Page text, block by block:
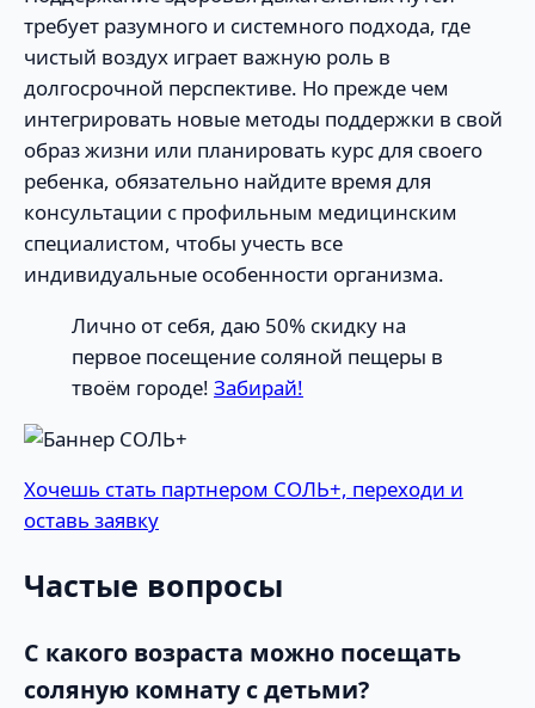
требует разумного и системного подхода, где
чистый воздух играет важную роль в
долгосрочной перспективе. Но прежде чем
интегрировать новые методы поддержки в свой
образ жизни или планировать курс для своего
ребенка, обязательно найдите время для
консультации с профильным медицинским
специалистом, чтобы учесть все
индивидуальные особенности организма.
Лично от себя, даю 50% скидку на
первое посещение соляной пещеры в
твоём городе! Забирай!
Хочешь стать партнером СОЛЬ+, переходи и
оставь заявку
Частые вопросы
С какого возраста можно посещать
соляную комнату с детьми?